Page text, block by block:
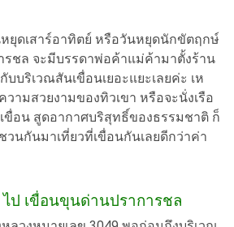
ดเสาร์อาทิตย์ หรือวันหยุดนักขัตฤกษ์
ชล จะมีบรรดาพ่อค้าแม่ค้ามาตั้งร้าน
บริเวณสันเขื่อนเยอะแยะเลยค่ะ เห
ามสวยงามของทิวเขา หรือจะนั่งเรือ
ขื่อน สูดอากาศบริสุทธิ์ของธรรมชาติ ก็
นกันมาเที่ยวที่เขื่อนกันเลยดีกว่าค่า
ไป เขื่อนขุนด่านปราการชล